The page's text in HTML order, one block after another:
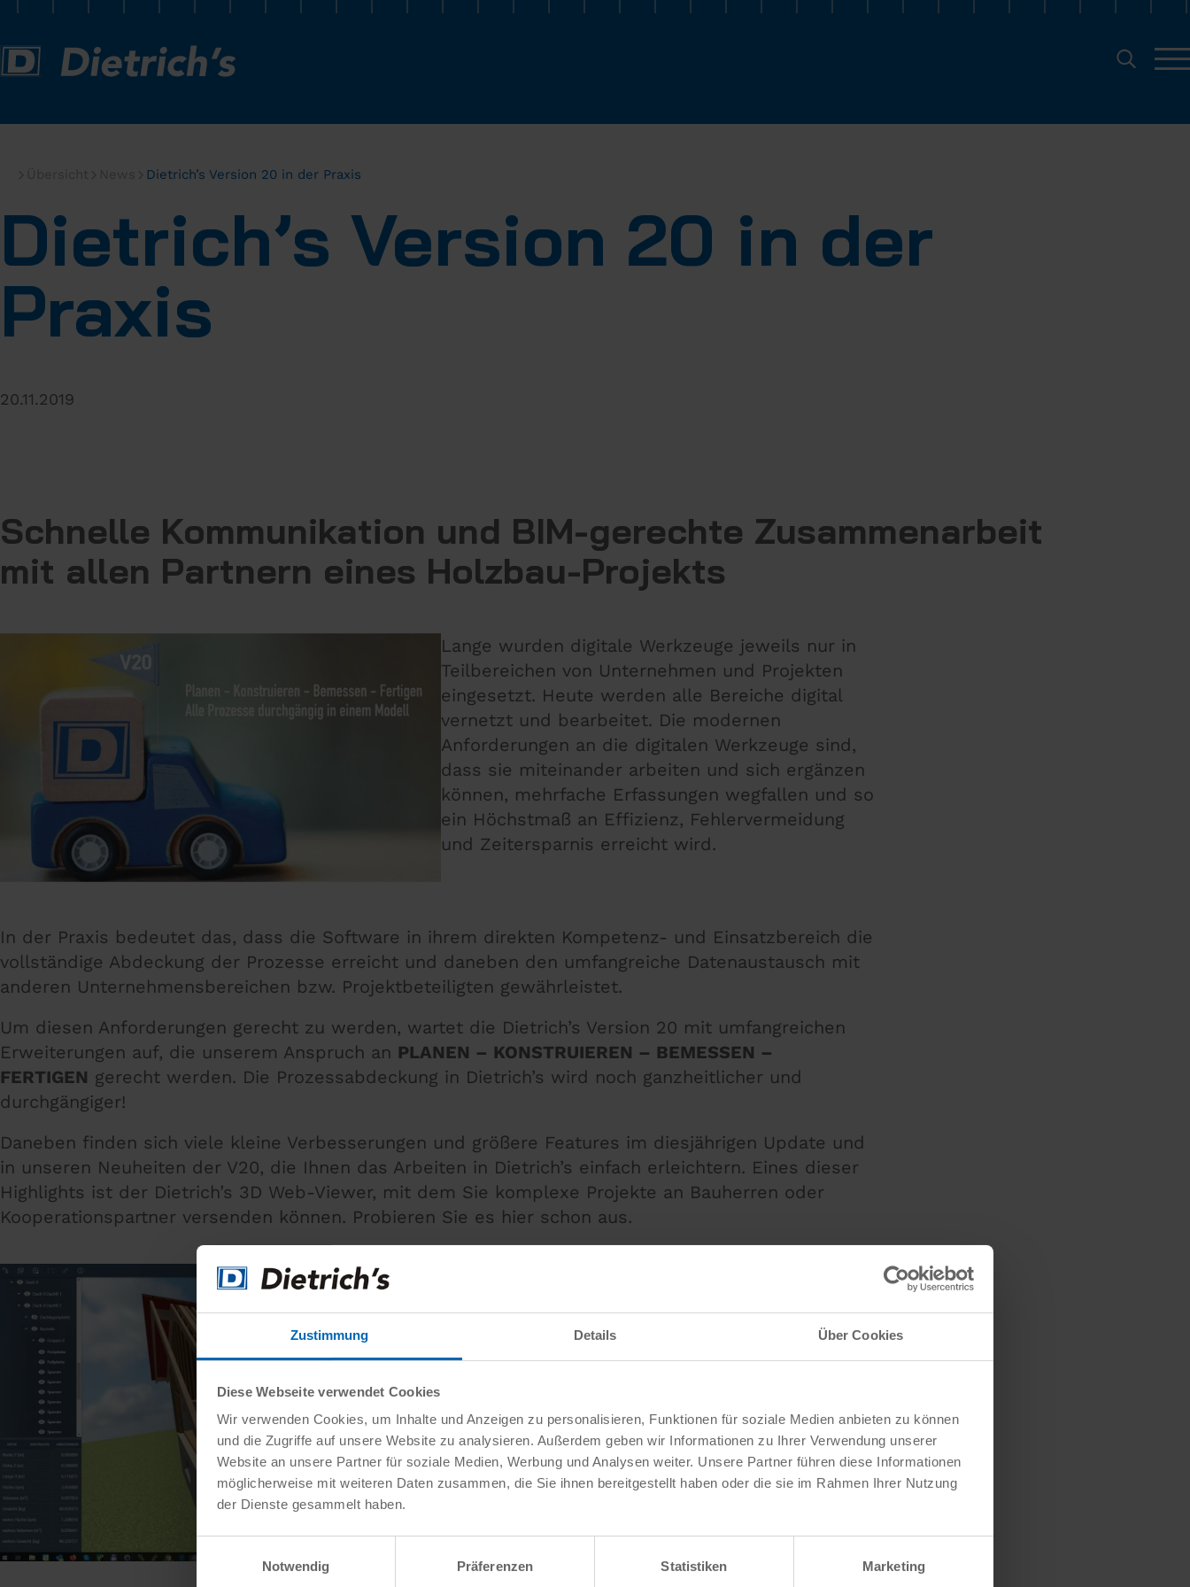
Zustimmung Details Über Cookies
Diese Webseite verwendet Cookies
Wir verwenden Cookies, um Inhalte und Anzeigen zu personalisieren, Funktionen für soziale Medien anbieten zu können
und die Zugriffe auf unsere Website zu analysieren. Außerdem geben wir Informationen zu Ihrer Verwendung unserer
Website an unsere Partner für soziale Medien, Werbung und Analysen weiter. Unsere Partner führen diese Informationen
möglicherweise mit weiteren Daten zusammen, die Sie ihnen bereitgestellt haben oder die sie im Rahmen Ihrer Nutzung
der Dienste gesammelt haben.
Notwendig
Präferenzen Statistiken Marketing
Dietrich’s Version 20 in der Praxis
Dietrich’s Version 20 in der
Praxis
20.11.2019
Schnelle Kommunikation und BIM-gerechte Zusammenarbeit
mit allen Partnern eines Holzbau-Projekts
Lange wurden digitale Werkzeuge jeweils nur in
Teilbereichen von Unternehmen und Projekten
eingesetzt. Heute werden alle Bereiche digital
vernetzt und bearbeitet. Die modernen
Anforderungen an die digitalen Werkzeuge sind,
dass sie miteinander arbeiten und sich ergänzen
können, mehrfache Erfassungen wegfallen und so
ein Höchstmaß an Effizienz, Fehlervermeidung
und Zeitersparnis erreicht wird.
In der Praxis bedeutet das, dass die Software in ihrem direkten Kompetenz- und Einsatzbereich die
vollständige Abdeckung der Prozesse erreicht und daneben den umfangreiche Datenaustausch mit
anderen Unternehmensbereichen bzw. Projektbeteiligten gewährleistet.
Um diesen Anforderungen gerecht zu werden, wartet die Dietrich’s Version 20 mit umfangreichen
Erweiterungen auf, die unserem Anspruch an PLANEN – KONSTRUIEREN – BEMESSEN –
FERTIGEN gerecht werden. Die Prozessabdeckung in Dietrich’s wird noch ganzheitlicher und
durchgängiger!
Daneben finden sich viele kleine Verbesserungen und größere Features im diesjährigen Update und
in unseren Neuheiten der V20, die Ihnen das Arbeiten in Dietrich’s einfach erleichtern. Eines dieser
Highlights ist der Dietrich’s 3D Web-Viewer, mit dem Sie komplexe Projekte an Bauherren oder
Kooperationspartner versenden können. Probieren Sie es hier schon aus.